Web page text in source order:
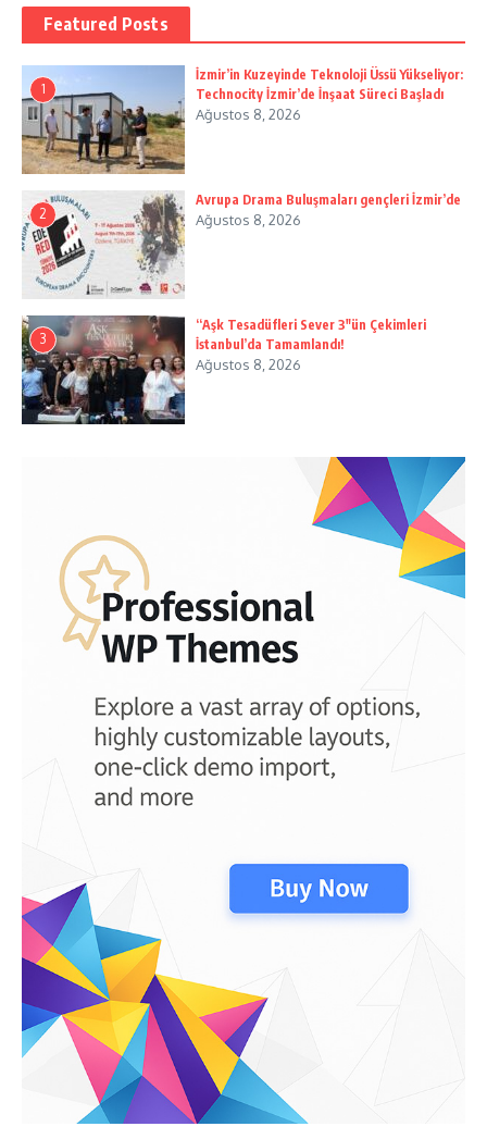
Featured Posts
1
İzmir’in Kuzeyinde Teknoloji Üssü Yükseliyor:
Technocity İzmir’de İnşaat Süreci Başladı
Ağustos 8, 2026
2
Avrupa Drama Buluşmaları gençleri İzmir’de
Ağustos 8, 2026
3
“Aşk Tesadüfleri Sever 3″ün Çekimleri
İstanbul’da Tamamlandı!
Ağustos 8, 2026